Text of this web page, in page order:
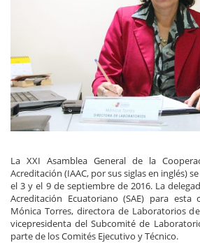
La XXI Asamblea General de la
Acreditación (IAAC, por sus siglas en inglés)
el 3 y el 9 de septiembre de 2016. La
Acreditación Ecuatoriano (SAE) para
Mónica Torres, directora de Laboratorios
vicepresidenta del Subcomité de
parte de los Comités Ejecutivo y Técnico.